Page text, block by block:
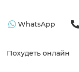
WhatsApp
Похудеть онлайн